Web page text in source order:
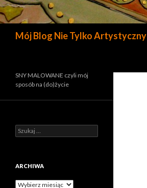
Mój Blog Nie Tylko Artystyczny
SNY MALOWANE czyli mój
sposób na (do)życie
Szukaj:
ARCHIWA
Archiwa